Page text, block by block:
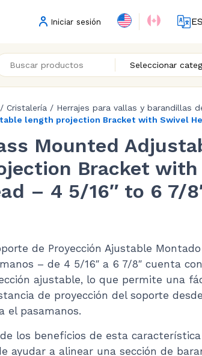
Iniciar sesión
ES
Seleccionar
/ Cristalería / Herrajes para vallas y barandillas
length projection Bracket with Swivel
Mounted
Bracket with
– 4 5/16″ to 6 7/
de Proyección Ajustable
– de 4 5/16″ a 6 7/8″ cuenta
ajustable, lo que permite una
de proyección del soporte
el pasamanos.
los beneficios de esta
ayudar a alinear una sección de